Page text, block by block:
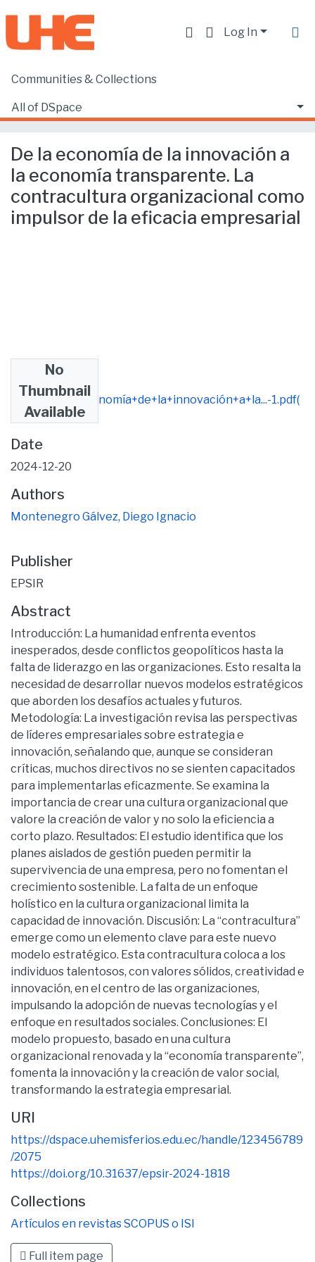
Log In
Communities & Collections
All of DSpace
Home
De la economía de la innovación a la economía transparente. La contracultura organizacional como impulsor de la eficacia empresarial
De la economía de la innovación a
la economía transparente. La
contracultura organizacional como
impulsor de la eficacia empresarial
No
Thumbnail
Available
1818_De+la+economía+de+la+innovación+a+la...-1.pdf(
174.11 KB)
Date
2024-12-20
Authors
Montenegro Gálvez, Diego Ignacio
Publisher
EPSIR
Abstract
Introducción: La humanidad enfrenta eventos
inesperados, desde conflictos geopolíticos hasta la
falta de liderazgo en las organizaciones. Esto resalta la
necesidad de desarrollar nuevos modelos estratégicos
que aborden los desafíos actuales y futuros.
Metodología: La investigación revisa las perspectivas
de líderes empresariales sobre estrategia e
innovación, señalando que, aunque se consideran
críticas, muchos directivos no se sienten capacitados
para implementarlas eficazmente. Se examina la
importancia de crear una cultura organizacional que
valore la creación de valor y no solo la eficiencia a
corto plazo. Resultados: El estudio identifica que los
planes aislados de gestión pueden permitir la
supervivencia de una empresa, pero no fomentan el
crecimiento sostenible. La falta de un enfoque
holístico en la cultura organizacional limita la
capacidad de innovación. Discusión: La “contracultura”
emerge como un elemento clave para este nuevo
modelo estratégico. Esta contracultura coloca a los
individuos talentosos, con valores sólidos, creatividad e
innovación, en el centro de las organizaciones,
impulsando la adopción de nuevas tecnologías y el
enfoque en resultados sociales. Conclusiones: El
modelo propuesto, basado en una cultura
organizacional renovada y la “economía transparente”,
fomenta la innovación y la creación de valor social,
transformando la estrategia empresarial.
URI
https://dspace.uhemisferios.edu.ec/handle/123456789
/2075
https://doi.org/10.31637/epsir-2024-1818
Collections
Artículos en revistas SCOPUS o ISI
Full item page